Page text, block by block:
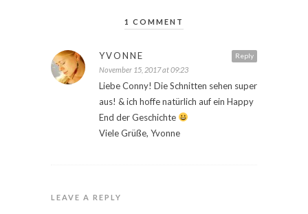
1 COMMENT
Reply
YVONNE
November 15, 2017 at 09:23
Liebe Conny! Die Schnitten sehen super
aus! & ich hoffe natürlich auf ein Happy
End der Geschichte
Viele Grüße, Yvonne
LEAVE A REPLY